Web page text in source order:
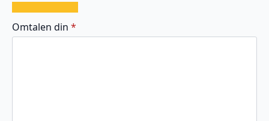
av
5
av
5
av
5
av
5
av
5
Omtalen din *